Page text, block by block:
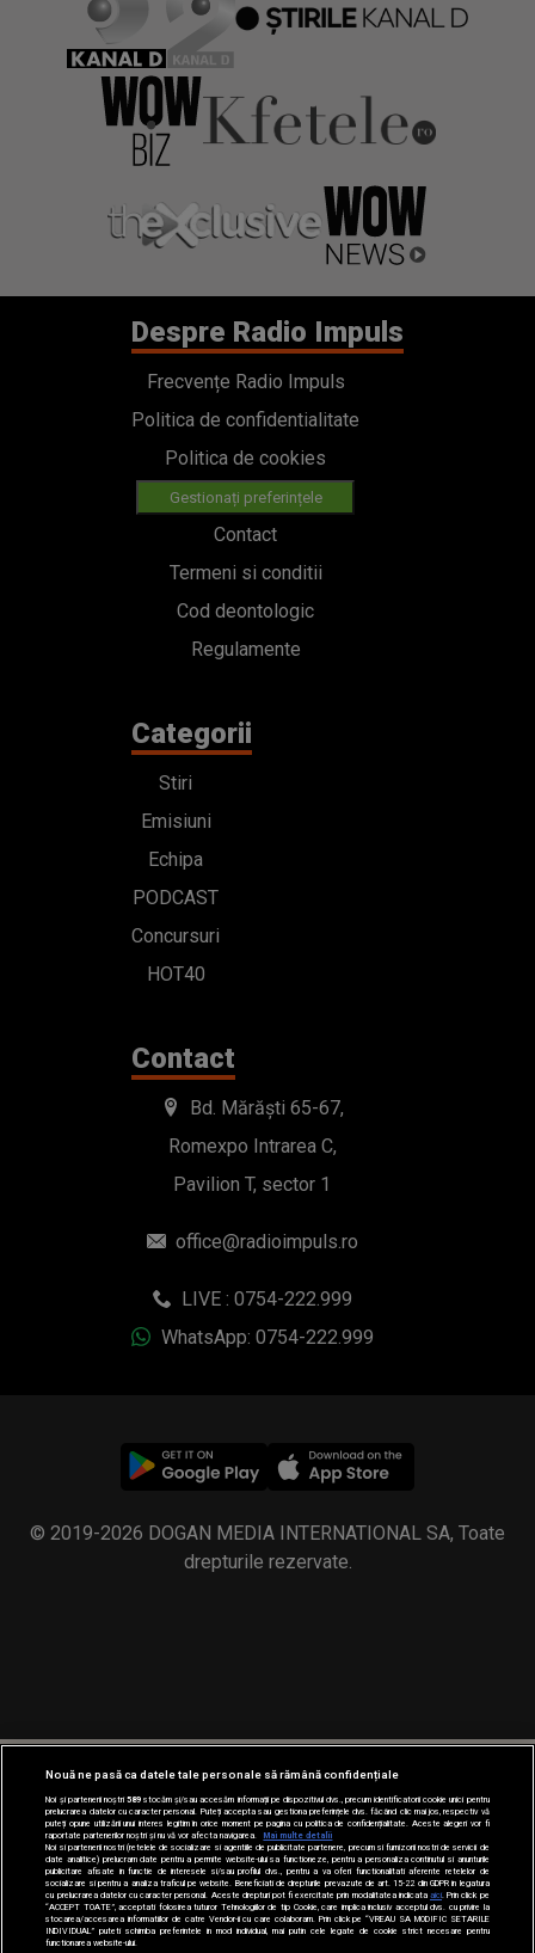
Despre Radio Impuls
Frecvențe Radio Impuls
Politica de confidentialitate
Politica de cookies
Gestionați preferințele
Contact
Termeni si conditii
Cod deontologic
Regulamente
Categorii
Stiri
Emisiuni
Echipa
PODCAST
Concursuri
HOT40
Contact
Bd. Mărăști 65-67,
Romexpo Intrarea C,
Pavilion T, sector 1
office@radioimpuls.ro
LIVE : 0754-222.999
WhatsApp: 0754-222.999
© 2019-2026 DOGAN MEDIA INTERNATIONAL SA, Toate
drepturile rezervate.
Nouă ne pasă ca datele tale personale să rămână confidențiale
Noi și partenerii noștri589stocăm și/sau accesăm informații pe dispozitivul dvs., precum identificatorii cookie unici pentru
prelucrarea datelor cu caracter personal. Puteți accepta sau gestiona preferințele dvs. făcând clic mai jos, respectiv vă
puteți opune utilizării unui interes legitim în orice moment pe pagina cu politica de confidențialitate. Aceste alegeri vor fi
raportate partenerilor noștri și nu vă vor afecta navigarea.
Mai multe detalii
Noi si partenerii nostri (retelele de socializare si agentiile de publicitate partenere, precum si furnizorii nostri de servicii de
date analitice) prelucram date pentru a permite website-ului sa functioneze, pentru a personaliza continutul si anunturile
publicitare afisate in functie de interesele si/sau profilul dvs., pentru a va oferi functionalitati aferente retelelor de
socializare si pentru a analiza traficul pe website. Beneficiati de drepturile prevazute de art. 15-22 din GDPR in legatura
cu prelucrarea datelor cu caracter personal. Aceste drepturi pot fi exercitate prin modalitatea indicataaici . Prin click pe
“ACCEPT TOATE”, acceptati folosirea tuturor Tehnologiilor de tip Cookie, care implica inclusiv acceptul dvs. cu privire la
stocarea/accesarea informatiilor de catre Vendor-ii cu care colaboram. Prin click pe “VREAU SA MODIFIC SETARILE
INDIVIDUAL” puteti schimba preferintele in mod individual, mai putin cele legate de cookie strict necesare pentru
functionarea website-ului.